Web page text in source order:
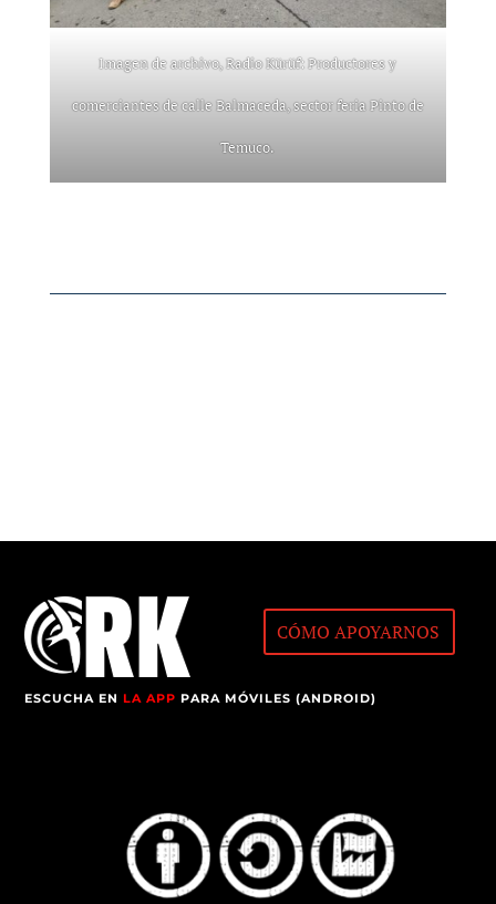
Imagen de archivo, Radio Kürüf: Productores y
comerciantes de calle Balmaceda, sector feria Pinto de
Temuco.
CÓMO APOYARNOS
ESCUCHA ENLA APP PARA MÓVILES (ANDROID)